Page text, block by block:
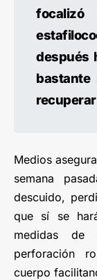
después
bastante
Medios
semana
descuido,
que sí se
medidas de
perforación
cuerpo